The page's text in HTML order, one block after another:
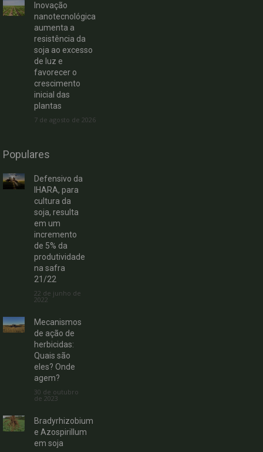
Inovação
nanotecnológica
aumenta a
resistência da
soja ao excesso
de luz e
favorecer o
crescimento
inicial das
plantas
7 de agosto de 2026
Populares
Defensivo da
IHARA, para
cultura da
soja, resulta
em um
incremento
de 5% da
produtividade
na safra
21/22
22 de junho de
2022
Mecanismos
de ação de
herbicidas:
Quais são
eles? Onde
agem?
30 de outubro
de 2023
Bradyrhizobium
e Azospirillum
em soja